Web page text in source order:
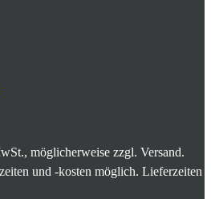
möglicherweise zzgl. Versand.
und -kosten möglich. Lieferzeiten